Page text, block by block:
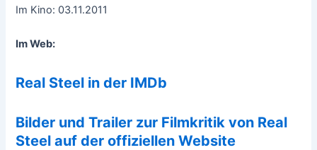
Im Kino: 03.11.2011
Im Web:
Real Steel in der IMDb
Bilder und Trailer zur Filmkritik von Real
Steel auf der offiziellen Website